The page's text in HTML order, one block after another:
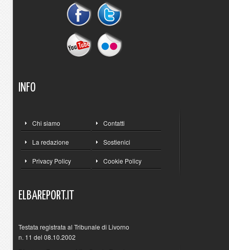
INFO
Chi siamo Contatti
La redazione Sostienici
Privacy Policy Cookie Policy
ELBAREPORT.IT
Testata registrata al Tribunale di Livorno
n. 11 del 08.10.2002